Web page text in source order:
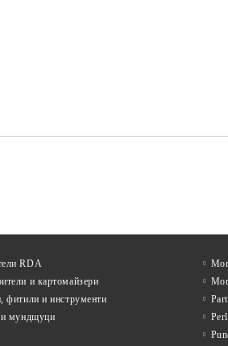
RDA
и картомайзери
фитили и инструменти
и мундщуци